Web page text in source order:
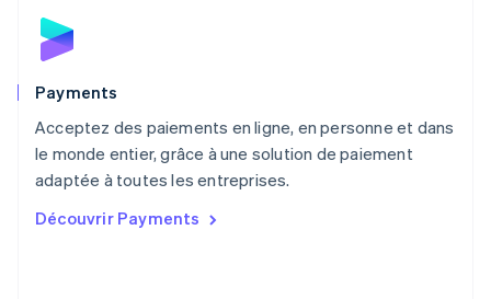
Payments
Acceptez des paiements en ligne, en personne et dans
le monde entier, grâce à une solution de paiement
adaptée à toutes les entreprises.
Découvrir Payments
Norvège
English
English
NederlandsEnglish
Pologne
English
PortuguêsEnglish